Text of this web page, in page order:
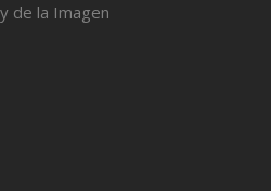
de la Imagen